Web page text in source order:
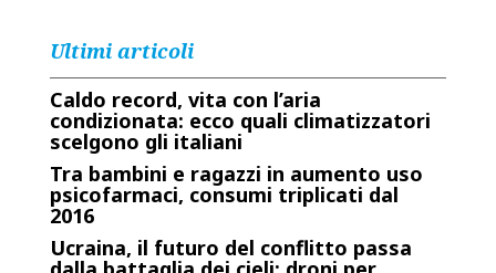
Ultimi articoli
Caldo record, vita con l’aria
condizionata: ecco quali climatizzatori
scelgono gli italiani
Tra bambini e ragazzi in aumento uso
psicofarmaci, consumi triplicati dal
2016
Ucraina, il futuro del conflitto passa